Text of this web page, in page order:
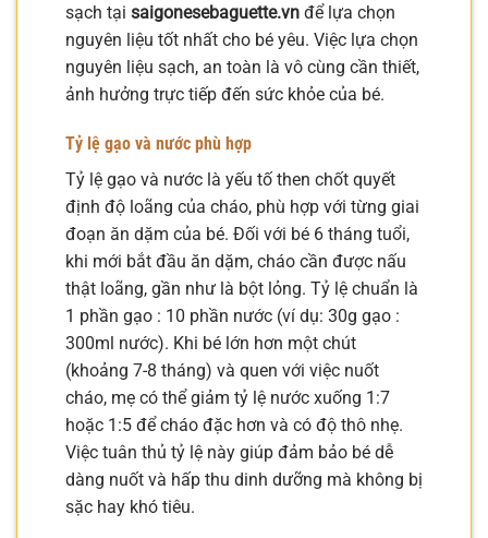
sạch tại saigonesebaguette.vn để lựa chọn
nguyên liệu tốt nhất cho bé yêu. Việc lựa chọn
nguyên liệu sạch, an toàn là vô cùng cần thiết,
ảnh hưởng trực tiếp đến sức khỏe của bé.
Tỷ lệ gạo và nước phù hợp
Tỷ lệ gạo và nước là yếu tố then chốt quyết
định độ loãng của cháo, phù hợp với từng giai
đoạn ăn dặm của bé. Đối với bé 6 tháng tuổi,
khi mới bắt đầu ăn dặm, cháo cần được nấu
thật loãng, gần như là bột lỏng. Tỷ lệ chuẩn là
1 phần gạo : 10 phần nước (ví dụ: 30g gạo :
300ml nước). Khi bé lớn hơn một chút
(khoảng 7-8 tháng) và quen với việc nuốt
cháo, mẹ có thể giảm tỷ lệ nước xuống 1:7
hoặc 1:5 để cháo đặc hơn và có độ thô nhẹ.
Việc tuân thủ tỷ lệ này giúp đảm bảo bé dễ
dàng nuốt và hấp thu dinh dưỡng mà không bị
sặc hay khó tiêu.